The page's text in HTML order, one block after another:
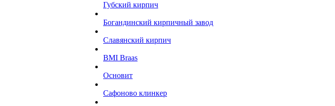
Губский кирпич
Богандинский кирпичный завод
Славянский кирпич
BMI Braas
Основит
Сафоново клинкер